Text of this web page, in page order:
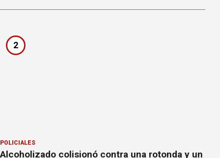
2
POLICIALES
Alcoholizado colisionó contra una rotonda y un